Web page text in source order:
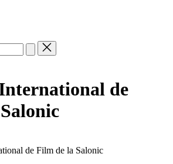
de
de Film de la Salonic